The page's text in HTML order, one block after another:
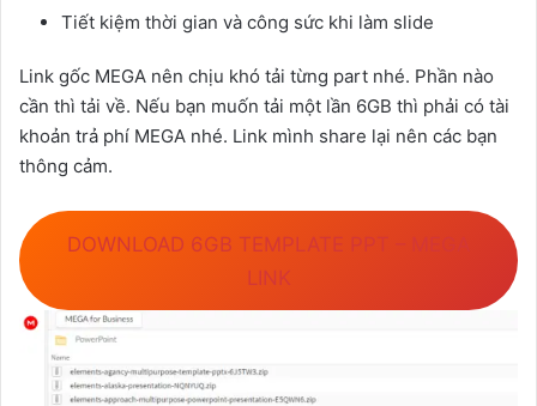
Tiết kiệm thời gian và công sức khi làm slide
Link gốc MEGA nên chịu khó tải từng part nhé. Phần nào
cần thì tải về. Nếu bạn muốn tải một lần 6GB thì phải có tài
khoản trả phí MEGA nhé. Link mình share lại nên các bạn
thông cảm.
DOWNLOAD 6GB TEMPLATE PPT – MEGA
LINK